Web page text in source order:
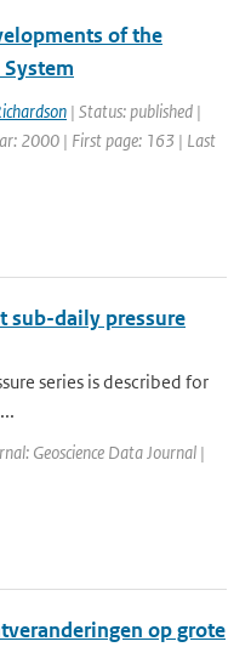
of the
| Status: published |
2000 | First page: 163 | Last
sub-daily pressure
series is described for
Geoscience Data Journal |
op grote